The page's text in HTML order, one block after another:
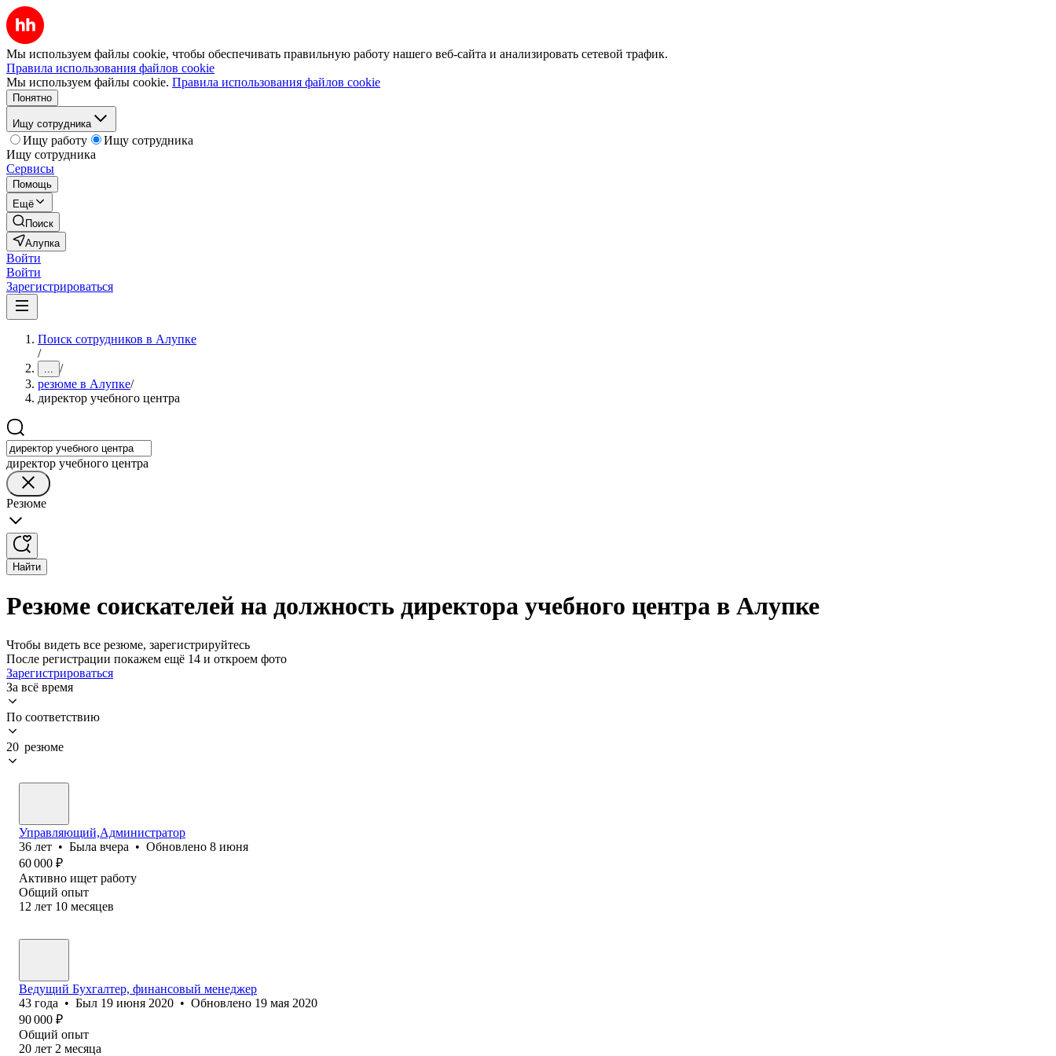
Мы используем файлы cookie, чтобы обеспечивать правильную работу нашего веб-сайта и анализировать сетевой трафик.
Правила использования файлов cookie
Мы используем файлы cookie. Правила использования файлов cookie
Понятно
Ищу сотрудника
Ищу работу
Ищу сотрудника
Ищу сотрудника
Сервисы
Помощь
Ещё
Поиск
Алупка
Войти
Войти
Зарегистрироваться
Поиск сотрудников в Алупке
/
... /
резюме в Алупке/
директор учебного центра
директор учебного центра
Резюме
Найти
Резюме соискателей на должность директора учебного центра в Алупке
Чтобы видеть все резюме, зарегистрируйтесь
После регистрации покажем ещё 14 и откроем фото
Зарегистрироваться
За всё время
По соответствию
20 резюме
Управляющий,Администратор
36 лет • Была вчера • Обновлено 8 июня
60 000 ₽
Активно ищет работу
Общий опыт
12 лет 10 месяцев
Ведущий Бухгалтер, финансовый менеджер
43 года • Был 19 июня 2020 • Обновлено 19 мая 2020
90 000 ₽
Общий опыт
20 лет 2 месяца